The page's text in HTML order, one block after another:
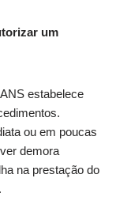
um
estabelece
ou em poucas
demora
na prestação do